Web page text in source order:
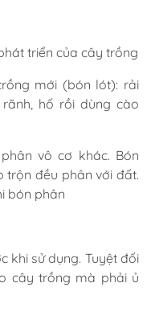
triển của cây trồng
mới (bón lót): rải
hố rồi dùng cào
vô cơ khác. Bón
trộn đều phân với đất.
bón phân
khi sử dụng. Tuyệt đối
cây trồng mà phải ủ